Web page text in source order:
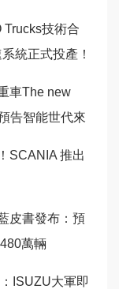
Trucks技術合
統正式投產！
車The new
告智能世代來
SCANIA 推出
皮書發布：預
萬輛
ISUZU大軍即